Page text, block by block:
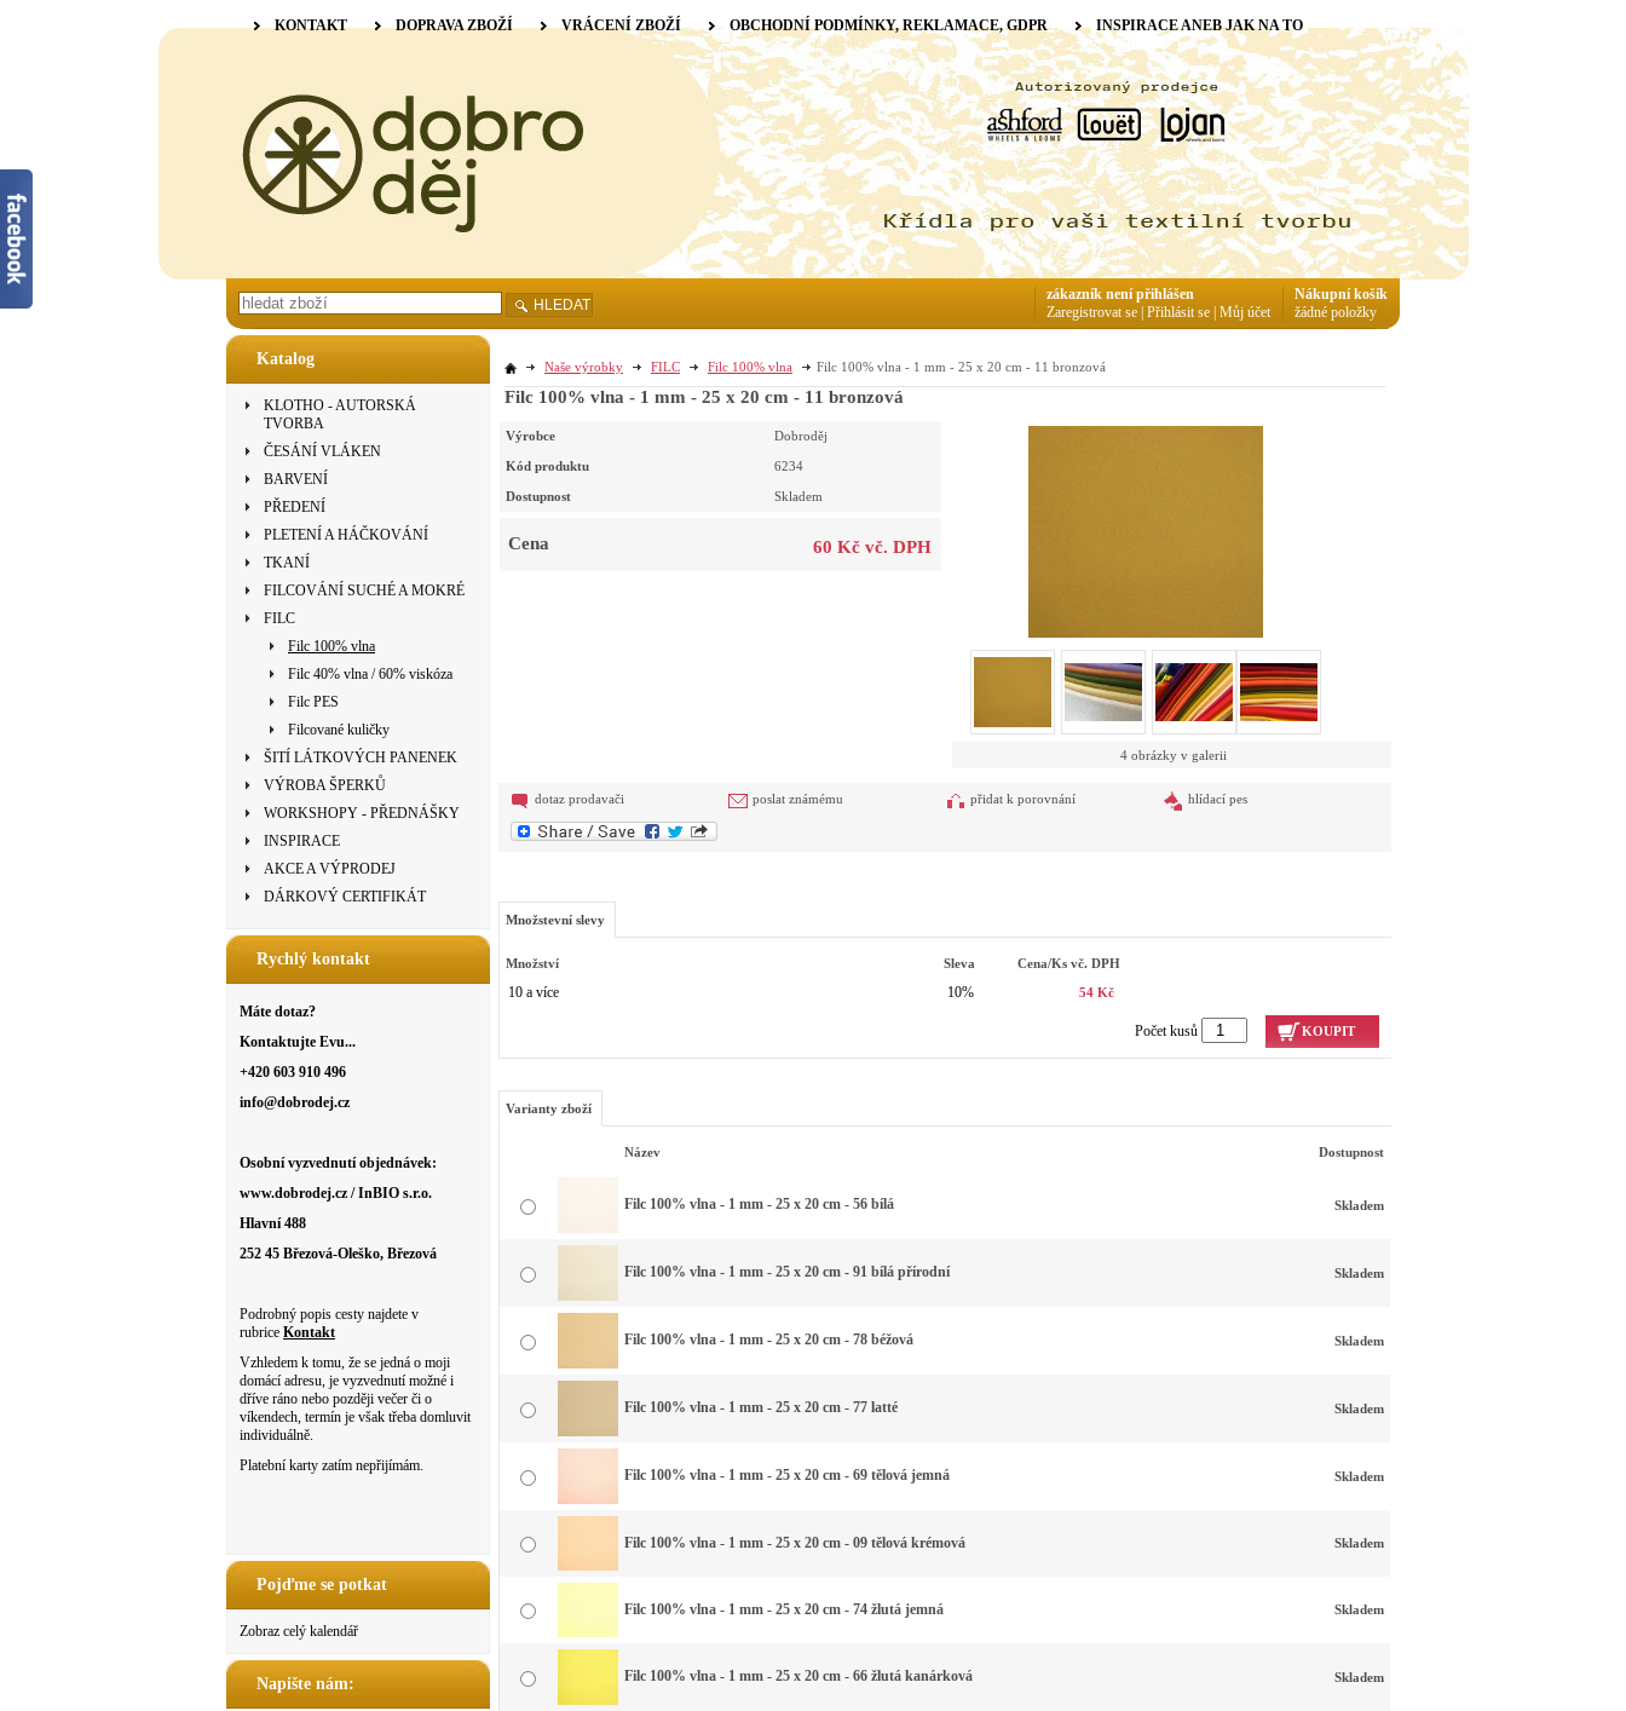
Katalog
KLOTHO - AUTORSKÁ
TVORBA
ČESÁNÍ VLÁKEN
BARVENÍ
PŘEDENÍ
PLETENÍ A HÁČKOVÁNÍ
TKANÍ
FILCOVÁNÍ SUCHÉ A MOKRÉ
FILC
Filc 100% vlna
Filc 40% vlna / 60% viskóza
Filc PES
Filcované kuličky
ŠITÍ LÁTKOVÝCH PANENEK
VÝROBA ŠPERKŮ
WORKSHOPY - PŘEDNÁŠKY
INSPIRACE
AKCE A VÝPRODEJ
DÁRKOVÝ CERTIFIKÁT
Rychlý kontakt
Máte dotaz?
Kontaktujte Evu...
+420 603 910 496
info@dobrodej.cz
Osobní vyzvednutí objednávek:
www.dobrodej.cz / InBIO s.r.o.
Hlavní 488
252 45 Březová-Oleško, Březová
Podrobný popis cesty najdete v
rubrice Kontakt
Vzhledem k tomu, že se jedná o moji
domácí adresu, je vyzvednutí možné i
dříve ráno nebo později večer či o
víkendech, termín je však třeba domluvit
individuálně.
Platební karty zatím nepřijímám.
Pojďme se potkat
Zobraz celý kalendář
Napište nám:
Naše výrobky FILC Filc 100% vlna Filc 100% vlna - 1 mm - 25 x 20 cm - 11 bronzová
Filc 100% vlna - 1 mm - 25 x 20 cm - 11 bronzová
Výrobce Dobroděj
Kód produktu 6234
Dostupnost Skladem
Cena 60 Kč vč. DPH
4 obrázky v galerii
dotaz prodavači poslat známému přidat k porovnání hlídací pes
Množstevní slevy
Množství Sleva Cena/ks vč. DPH
10 a více 10% 54 Kč
Počet kusů KOUPIT
Varianty zboží
Název Dostupnost
Filc 100% vlna - 1 mm - 25 x 20 cm - 56 bílá Skladem
Filc 100% vlna - 1 mm - 25 x 20 cm - 91 bílá přírodní Skladem
Filc 100% vlna - 1 mm - 25 x 20 cm - 78 béžová Skladem
Filc 100% vlna - 1 mm - 25 x 20 cm - 77 latté Skladem
Filc 100% vlna - 1 mm - 25 x 20 cm - 69 tělová jemná Skladem
Filc 100% vlna - 1 mm - 25 x 20 cm - 09 tělová krémová Skladem
Filc 100% vlna - 1 mm - 25 x 20 cm - 74 žlutá jemná Skladem
Filc 100% vlna - 1 mm - 25 x 20 cm - 66 žlutá kanárková Skladem
KONTAKT DOPRAVA ZBOŽÍ VRÁCENÍ ZBOŽÍ OBCHODNÍ PODMÍNKY, REKLAMACE, GDPR INSPIRACE ANEB JAK NA TO
HLEDAT
Nákupní košík
žádné položky
zákazník není přihlášen
Zaregistrovat se Přihlásit se Můj účet